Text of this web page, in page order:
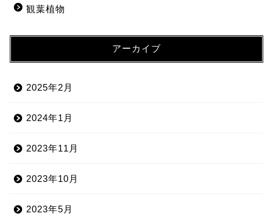
観葉植物
アーカイブ
2025年2月
2024年1月
2023年11月
2023年10月
2023年5月